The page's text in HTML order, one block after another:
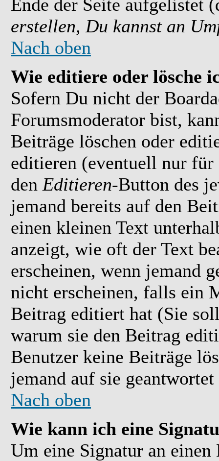
Ende der Seite aufgelistet
erstellen, Du kannst an
Nach oben
Wie editiere oder lösche
Sofern Du nicht der
Forumsmoderator bist,
Beiträge löschen oder
editieren (eventuell nur
den Editieren-Button des
jemand bereits auf den
einen kleinen Text
anzeigt, wie oft der Text
erscheinen, wenn jemand
nicht erscheinen, falls ein
Beitrag editiert hat (Sie
warum sie den Beitrag
Benutzer keine Beiträge
jemand auf sie geantwortet
Nach oben
Wie kann ich eine
Um eine Signatur an einen